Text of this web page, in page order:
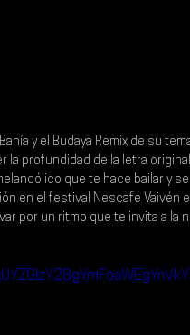
y el Budaya Remix de su
la profundidad de la letra
que te hace bailar y
en el festival Nescafé Vaivén
por un ritmo que te invita a la